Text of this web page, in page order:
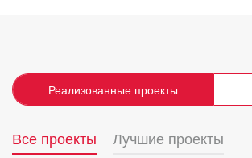
Реализованные проекты
Все проекты Лучшие проекты